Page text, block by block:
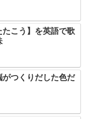
たこう】を英語で歌
がつくりだした色だ